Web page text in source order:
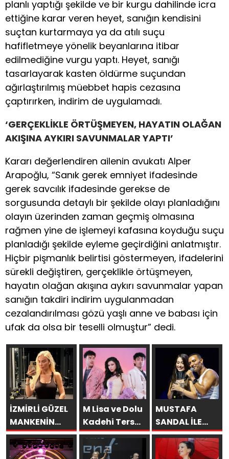
planlı yaptığı şekilde ve bir kurgu dahilinde icra
ettiğine karar veren heyet, sanığın kendisini
suçtan kurtarmaya ya da atılı suçu
hafifletmeye yönelik beyanlarına itibar
edilmediğine vurgu yaptı. Heyet, sanığı
tasarlayarak kasten öldürme suçundan
ağırlaştırılmış müebbet hapis cezasına
çaptırırken, indirim de uygulamadı.
‘GERÇEKLİKLE ÖRTÜŞMEYEN, HAYATIN OLAĞAN
AKIŞINA AYKIRI SAVUNMALAR YAPTI’
Kararı değerlendiren ailenin avukatı Alper
Arapoğlu, “Sanık gerek emniyet ifadesinde
gerek savcılık ifadesinde gerekse de
sorgusunda detaylı bir şekilde olayı planladığını
olayın üzerinden zaman geçmiş olmasına
rağmen yine de işlemeyi kafasına koyduğu suçu
planladığı şekilde eyleme geçirdiğini anlatmıştır.
Hiçbir pişmanlık belirtisi göstermeyen, ifadelerini
sürekli değiştiren, gerçeklikle örtüşmeyen,
hayatın olağan akışına aykırı savunmalar yapan
sanığın takdiri indirim uygulanmadan
cezalandırılması gözü yaşlı anne ve babası için
ufak da olsa bir teselli olmuştur” dedi.
İZMİRLİ GÜZEL
MANKENİN
KULİSLERİ
HAREKETLENDİ:
M Lisa ve Dolu
Kadehi Ters
Tut’tan Yeni İş
Birliği: “Vişne”
MUSTAFA
SANDAL İLE
AYNI SAHNEDE
PARLADI: